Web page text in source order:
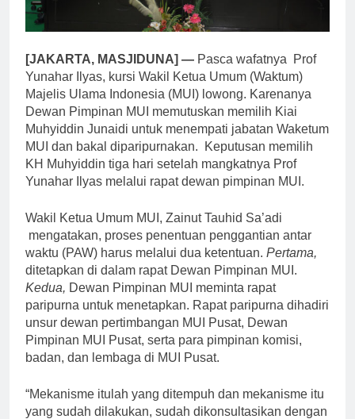
[JAKARTA, MASJIDUNA] — Pasca wafatnya Prof
Yunahar Ilyas, kursi Wakil Ketua Umum (Waktum)
Majelis Ulama Indonesia (MUI) lowong. Karenanya
Dewan Pimpinan MUI memutuskan memilih Kiai
Muhyiddin Junaidi untuk menempati jabatan Waketum
MUI dan bakal diparipurnakan. Keputusan memilih
KH Muhyiddin tiga hari setelah mangkatnya Prof
Yunahar Ilyas melalui rapat dewan pimpinan MUI.
Wakil Ketua Umum MUI, Zainut Tauhid Sa’adi
mengatakan, proses penentuan penggantian antar
waktu (PAW) harus melalui dua ketentuan. Pertama,
ditetapkan di dalam rapat Dewan Pimpinan MUI.
Kedua, Dewan Pimpinan MUI meminta rapat
paripurna untuk menetapkan. Rapat paripurna dihadiri
unsur dewan pertimbangan MUI Pusat, Dewan
Pimpinan MUI Pusat, serta para pimpinan komisi,
badan, dan lembaga di MUI Pusat.
“Mekanisme itulah yang ditempuh dan mekanisme itu
yang sudah dilakukan, sudah dikonsultasikan dengan